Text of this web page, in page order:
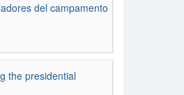
del campamento
the presidential